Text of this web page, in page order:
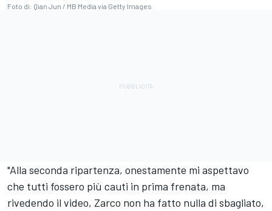
Foto di: Qian Jun / MB Media via Getty Images
"Alla seconda ripartenza, onestamente mi aspettavo
che tutti fossero più cauti in prima frenata, ma
rivedendo il video, Zarco non ha fatto nulla di sbagliato,